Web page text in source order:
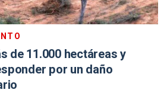
de 11.000 hectáreas y
por un daño